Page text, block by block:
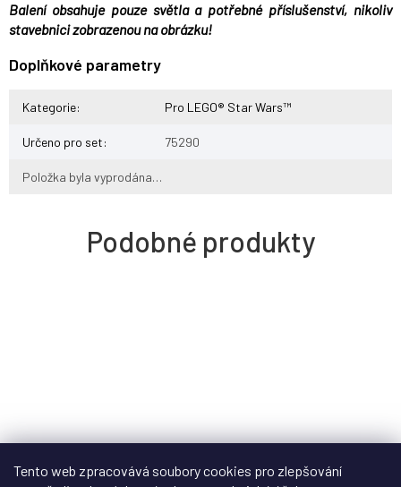
Tento web zpracovává soubory cookies pro zlepšování
Balení obsahuje pouze světla a potřebné příslušenství, nikoliv
stavebnici zobrazenou na obrázku!
Doplňkové parametry
Kategorie: Pro LEGO® Star Wars™
Určeno pro set: 75290
Položka byla vyprodána…